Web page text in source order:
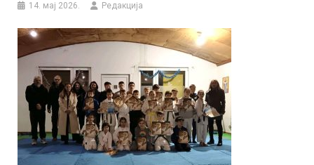
14. мај 2026. Редакција